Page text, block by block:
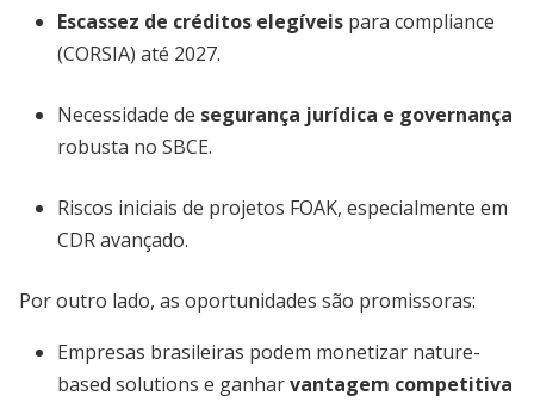
Escassez de créditos elegíveis para compliance
(CORSIA) até 2027.
Necessidade de segurança jurídica e governança
robusta no SBCE.
Riscos iniciais de projetos FOAK, especialmente em
CDR avançado.
Por outro lado, as oportunidades são promissoras:
Empresas brasileiras podem monetizar nature-
based solutions e ganharvantagem competitiva